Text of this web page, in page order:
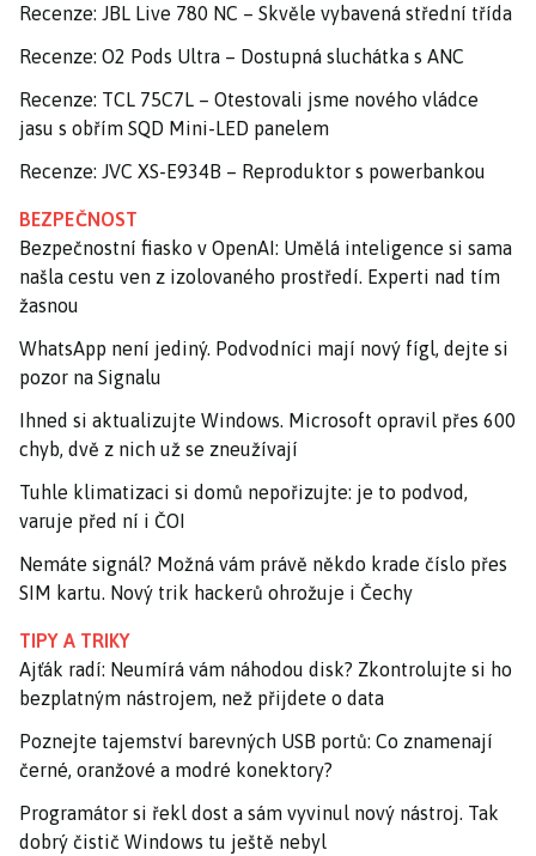
Recenze: JBL Live 780 NC – Skvěle vybavená střední třída
Recenze: O2 Pods Ultra – Dostupná sluchátka s ANC
Recenze: TCL 75C7L – Otestovali jsme nového vládce
jasu s obřím SQD Mini-LED panelem
Recenze: JVC XS-E934B – Reproduktor s powerbankou
BEZPEČNOST
Bezpečnostní fiasko v OpenAI: Umělá inteligence si sama
našla cestu ven z izolovaného prostředí. Experti nad tím
žasnou
WhatsApp není jediný. Podvodníci mají nový fígl, dejte si
pozor na Signalu
Ihned si aktualizujte Windows. Microsoft opravil přes 600
chyb, dvě z nich už se zneužívají
Tuhle klimatizaci si domů nepořizujte: je to podvod,
varuje před ní i ČOI
Nemáte signál? Možná vám právě někdo krade číslo přes
SIM kartu. Nový trik hackerů ohrožuje i Čechy
TIPY A TRIKY
Ajťák radí: Neumírá vám náhodou disk? Zkontrolujte si ho
bezplatným nástrojem, než přijdete o data
Poznejte tajemství barevných USB portů: Co znamenají
černé, oranžové a modré konektory?
Programátor si řekl dost a sám vyvinul nový nástroj. Tak
dobrý čistič Windows tu ještě nebyl